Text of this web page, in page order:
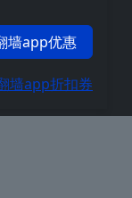
墙app优惠
墙app折扣券